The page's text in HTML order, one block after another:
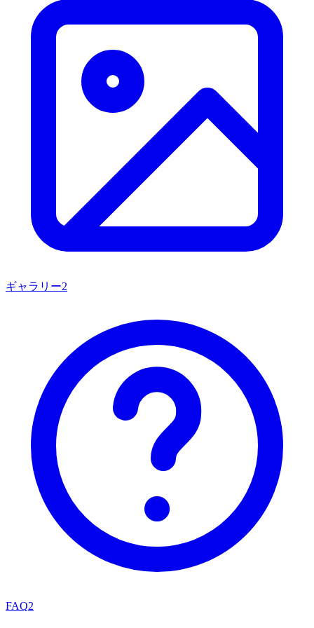
ギャラリー2
FAQ2